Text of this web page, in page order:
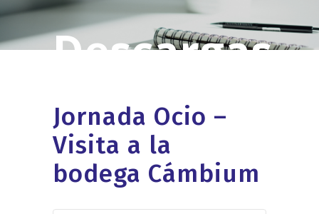
Jornada Ocio –
Visita a la
bodega Cámbium